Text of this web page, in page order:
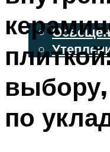
МЕНЮ
выбору,
по